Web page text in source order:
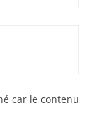
car le contenu